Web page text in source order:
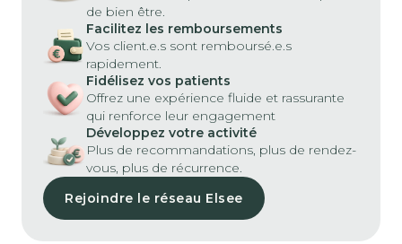
de bien être.
Facilitez les remboursements
Vos client.e.s sont remboursé.e.s
rapidement.
Fidélisez vos patients
Offrez une expérience fluide et rassurante
qui renforce leur engagement
Développez votre activité
Plus de recommandations, plus de rendez-
vous, plus de récurrence.
Rejoindre le réseau Elsee